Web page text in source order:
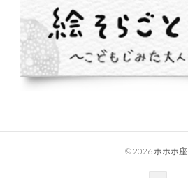
© 2026 ホホホ座